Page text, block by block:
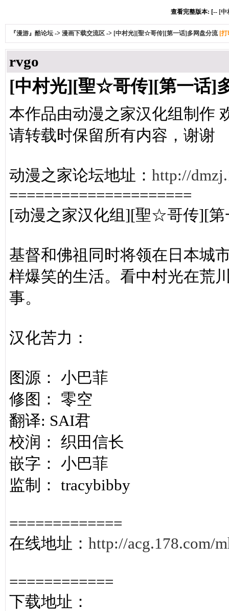
查看完整版本: [-- [
『漫游』酷论坛 -> 漫画下载交流区 -> [中村光][聖☆哥传][第一话]多网盘分流 [
rvgo
[中村光][聖☆哥传][第一话]
本作品由动漫之家汉化组制作
请转载时保留所有内容，谢谢
动漫之家论坛地址： http://
=====================
[动漫之家汉化组][聖☆哥传][第
基督和佛祖同时将领在日本城
样爆笑的生活。看中村光在荒
事。
汉化苦力：
图源： 小巴菲
修图： 零空
翻译: SAI君
校润： 织田信长
嵌字： 小巴菲
监制： tracybibby
=============
在线地址： http://acg.178.com/
============
下载地址：